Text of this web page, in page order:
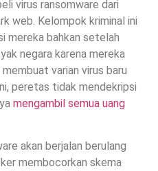
virus ransomware dari
web. Kelompok kriminal ini
mereka bahkan setelah
negara karena mereka
varian virus baru
peretas tidak mendekripsi
mengambil semua uang
akan berjalan berulang
membocorkan skema